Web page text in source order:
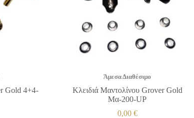
Gold 4+4-
Άμεσα Διαθέσιμο
Κλειδιά Μαντολίνου Grover Gold
Μα-200-UP
0,00 €